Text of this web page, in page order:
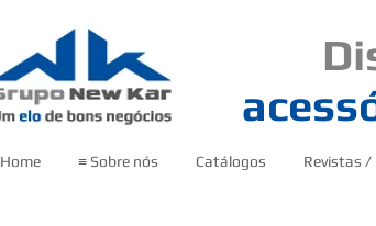
Home ≡ Sobre nós Catálogos Revistas /